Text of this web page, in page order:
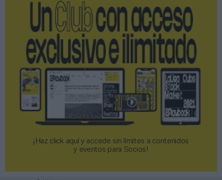
¡Haz click aquí y accede sin límites a contenidos
y eventos para Socios!​​​​​​​